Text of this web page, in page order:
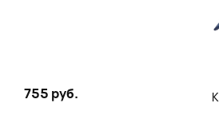
755 руб.